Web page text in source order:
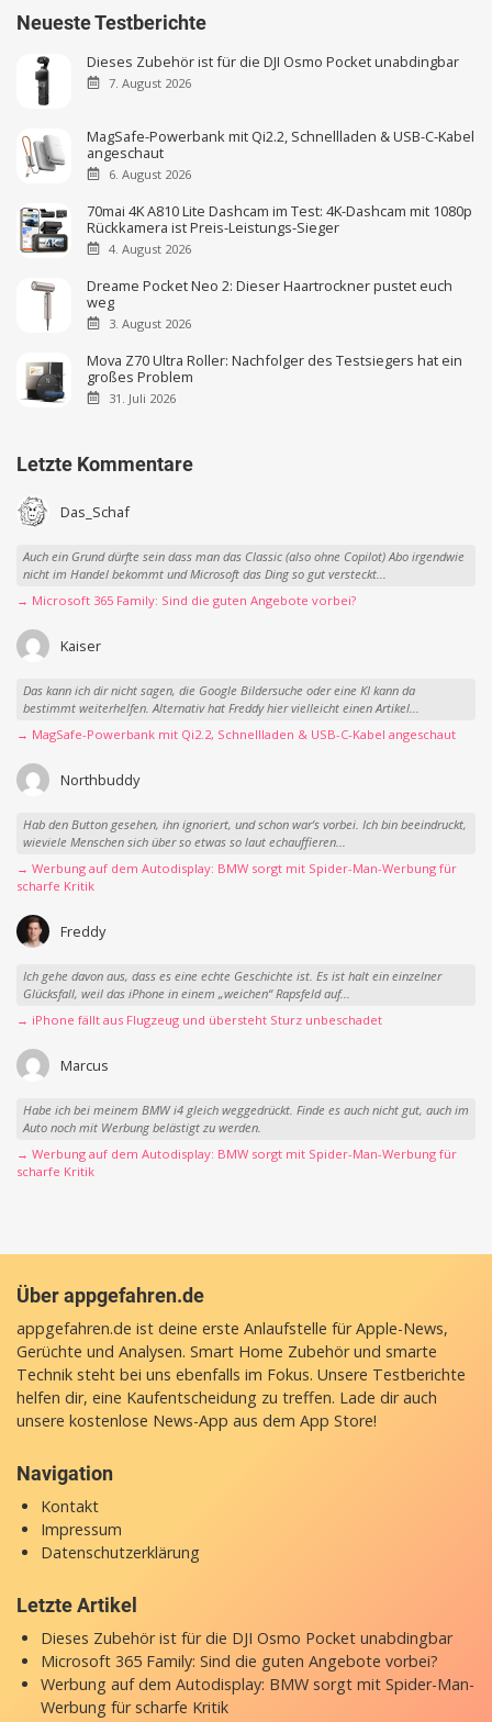
Neueste Testberichte
Dieses Zubehör ist für die DJI Osmo Pocket unabdingbar
7. August 2026
MagSafe-Powerbank mit Qi2.2, Schnellladen & USB-C-Kabel
angeschaut
6. August 2026
70mai 4K A810 Lite Dashcam im Test: 4K-Dashcam mit 1080p
Rückkamera ist Preis-Leistungs-Sieger
4. August 2026
Dreame Pocket Neo 2: Dieser Haartrockner pustet euch
weg
3. August 2026
Mova Z70 Ultra Roller: Nachfolger des Testsiegers hat ein
großes Problem
31. Juli 2026
Letzte Kommentare
Das_Schaf
Auch ein Grund dürfte sein dass man das Classic (also ohne Copilot) Abo irgendwie
nicht im Handel bekommt und Microsoft das Ding so gut versteckt...
→ Microsoft 365 Family: Sind die guten Angebote vorbei?
Kaiser
Das kann ich dir nicht sagen, die Google Bildersuche oder eine KI kann da
bestimmt weiterhelfen. Alternativ hat Freddy hier vielleicht einen Artikel...
→ MagSafe-Powerbank mit Qi2.2, Schnellladen & USB-C-Kabel angeschaut
Northbuddy
Hab den Button gesehen, ihn ignoriert, und schon war‘s vorbei. Ich bin beeindruckt,
wieviele Menschen sich über so etwas so laut echauffieren...
→ Werbung auf dem Autodisplay: BMW sorgt mit Spider-Man-Werbung für
scharfe Kritik
Freddy
Ich gehe davon aus, dass es eine echte Geschichte ist. Es ist halt ein einzelner
Glücksfall, weil das iPhone in einem „weichen“ Rapsfeld auf...
→ iPhone fällt aus Flugzeug und übersteht Sturz unbeschadet
Marcus
Habe ich bei meinem BMW i4 gleich weggedrückt. Finde es auch nicht gut, auch im
Auto noch mit Werbung belästigt zu werden.
→ Werbung auf dem Autodisplay: BMW sorgt mit Spider-Man-Werbung für
scharfe Kritik
Über appgefahren.de
appgefahren.de ist deine erste Anlaufstelle für Apple-News,
Gerüchte und Analysen. Smart Home Zubehör und smarte
Technik steht bei uns ebenfalls im Fokus. Unsere Testberichte
helfen dir, eine Kaufentscheidung zu treffen. Lade dir auch
unsere kostenlose News-App aus dem App Store!
Navigation
Kontakt
Impressum
Datenschutzerklärung
Letzte Artikel
Dieses Zubehör ist für die DJI Osmo Pocket unabdingbar
Microsoft 365 Family: Sind die guten Angebote vorbei?
Werbung auf dem Autodisplay: BMW sorgt mit Spider-Man-
Werbung für scharfe Kritik